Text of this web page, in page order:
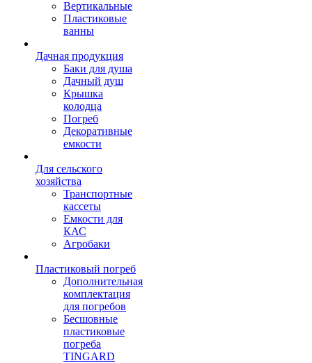
Вертикальные
Пластиковые
ванны
Дачная продукция
Баки для душа
Дачный душ
Крышка
колодца
Погреб
Декоративные
емкости
Для сельского
хозяйства
Транспортные
кассеты
Емкости для
КАС
Агробаки
Пластиковый погреб
Дополнительная
комплектация
для погребов
Бесшовные
пластиковые
погреба
TINGARD